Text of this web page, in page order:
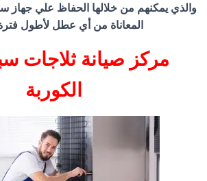
والذي يمكنهم من خلالها الحفاظ علي جهاز
المعاناة من أي عطل لأطول
مركز صيانة ثلاجات
الكوربة